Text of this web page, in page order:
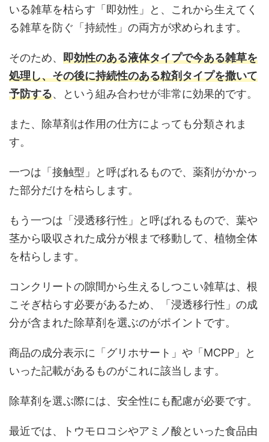
いる雑草を枯らす「即効性」と、これから生えてく
る雑草を防ぐ「持続性」の両方が求められます。
そのため、 即効性のある液体タイプで今ある雑草を
処理し、その後に持続性のある粒剤タイプを撒いて
予防する、という組み合わせが非常に効果的です。
また、除草剤は作用の仕方によっても分類されま
す。
一つは「接触型」と呼ばれるもので、薬剤がかかっ
た部分だけを枯らします。
もう一つは「浸透移行性」と呼ばれるもので、葉や
茎から吸収された成分が根まで移動して、植物全体
を枯らします。
コンクリートの隙間から生えるしつこい雑草は、根
こそぎ枯らす必要があるため、「浸透移行性」の成
分が含まれた除草剤を選ぶのがポイントです。
商品の成分表示に「グリホサート」や「MCPP」と
いった記載があるものがこれに該当します。
除草剤を選ぶ際には、安全性にも配慮が必要です。
最近では、トウモロコシやアミノ酸といった食品由